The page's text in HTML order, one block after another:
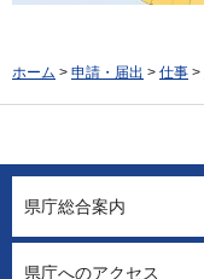
ホーム > 申請・届出 > 仕事 >
県庁総合案内
県庁へのアクセス